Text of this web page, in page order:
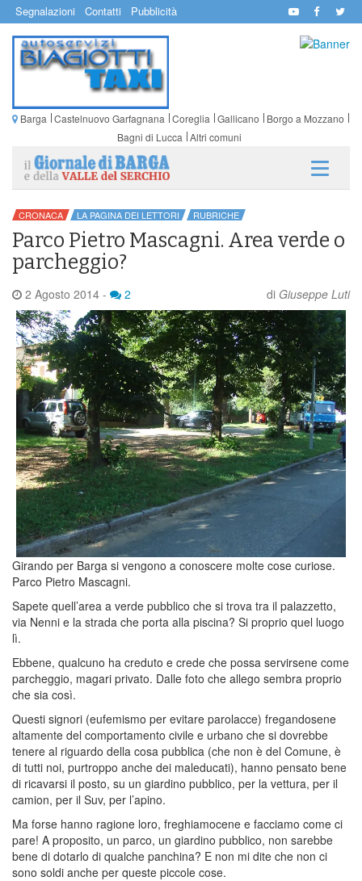
Segnalazioni Contatti Pubblicità
Barga Castelnuovo Garfagnana Coreglia Gallicano
Borgo a Mozzano
Bagni di Lucca Altri comuni
CRONACA LA PAGINA DEI LETTORI RUBRICHE
Parco Pietro Mascagni. Area verde o
parcheggio?
2 Agosto 2014 - 2 di Giuseppe Luti
Girando per Barga si vengono a conoscere molte cose curiose.
Parco Pietro Mascagni.
Sapete quell’area a verde pubblico che si trova tra il palazzetto,
via Nenni e la strada che porta alla piscina? Si proprio quel luogo
lì.
Ebbene, qualcuno ha creduto e crede che possa servirsene come
parcheggio, magari privato. Dalle foto che allego sembra proprio
che sia così.
Questi signori (eufemismo per evitare parolacce) fregandosene
altamente del comportamento civile e urbano che si dovrebbe
tenere al riguardo della cosa pubblica (che non è del Comune, è
di tutti noi, purtroppo anche dei maleducati), hanno pensato bene
di ricavarsi il posto, su un giardino pubblico, per la vettura, per il
camion, per il Suv, per l’apino.
Ma forse hanno ragione loro, freghiamocene e facciamo come ci
pare! A proposito, un parco, un giardino pubblico, non sarebbe
bene di dotarlo di qualche panchina? E non mi dite che non ci
sono soldi anche per queste piccole cose.